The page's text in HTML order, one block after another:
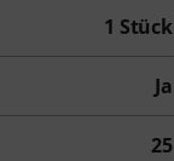
1 Stück
Ja
25